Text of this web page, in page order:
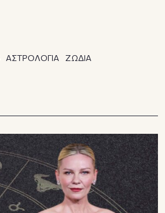
ΑΣΤΡΟΛΟΓΙΑ ΖΩΔΙΑ